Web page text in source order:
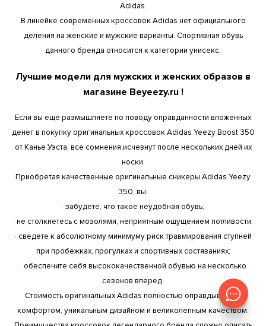
Adidas.
В линейке современных кроссовок Adidas нет официального
деления на женские и мужские варианты. Спортивная обувь
данного бренда относится к категории унисекс.
Лучшие модели для мужских и женских образов в
магазине Beyeezy.ru !
Если вы еще размышляете по поводу оправданности вложенных
денег в покупку оригинальных кроссовок Adidas Yeezy Boost 350
от Канье Уэста, все сомнения исчезнут после нескольких дней их
носки.
Приобретая качественные оригинальные сникеры Adidas Yeezy
350, вы:
· забудете, что такое неудобная обувь;
· не столкнетесь с мозолями, неприятным ощущением потливости;
· сведете к абсолютному минимуму риск травмирования ступней
при пробежках, прогулках и спортивных состязаниях;
· обеспечите себя высококачественной обувью на несколько
сезонов вперед.
Стоимость оригинальных Adidas полностью оправдывается
комфортом, уникальным дизайном и великолепным качеством.